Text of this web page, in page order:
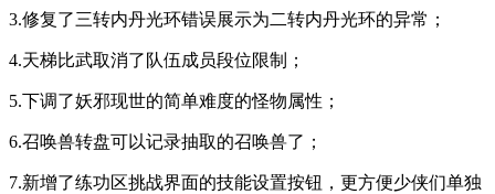
3.修复了三转内丹光环错误展示为二转内丹光环的异常；
4.天梯比武取消了队伍成员段位限制；
5.下调了妖邪现世的简单难度的怪物属性；
6.召唤兽转盘可以记录抽取的召唤兽了；
7.新增了练功区挑战界面的技能设置按钮，更方便少侠们单独